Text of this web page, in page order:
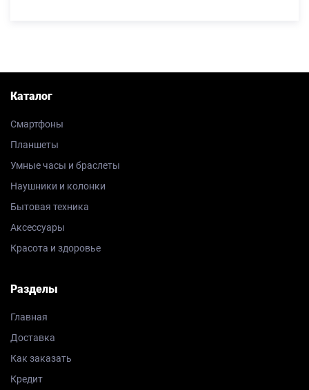
Каталог
Смартфоны
Планшеты
Умные часы и браслеты
Наушники и колонки
Бытовая техника
Аксессуары
Красота и здоровье
Разделы
Главная
Доставка
Как заказать
Кредит